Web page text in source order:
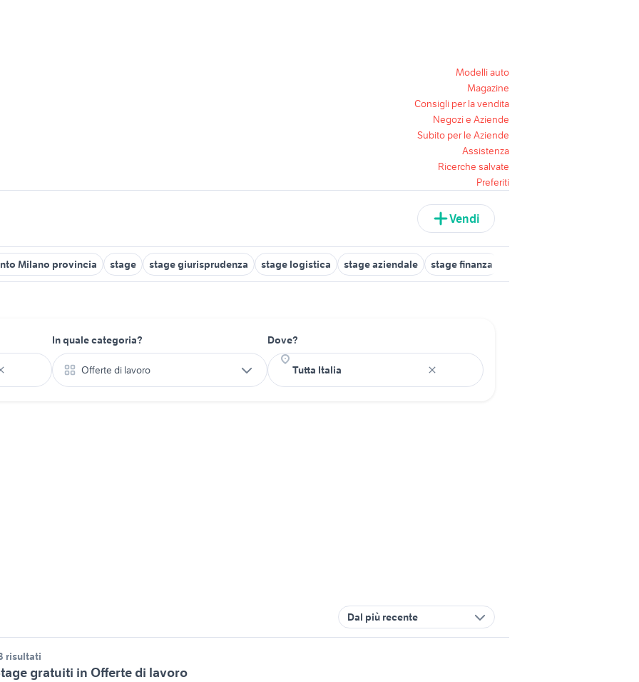
Modelli auto
Magazine
Consigli per la vendita
Negozi e Aziende
Subito per le Aziende
Assistenza
Ricerche salvate
Preferiti
Vendi
Milano provincia stage stage giurisprudenza stage logistica stage aziendale stage finanza
In quale categoria?
Offerte di lavoro
Dove?
Dal più recente
risultati
gratuiti in Offerte di lavoro